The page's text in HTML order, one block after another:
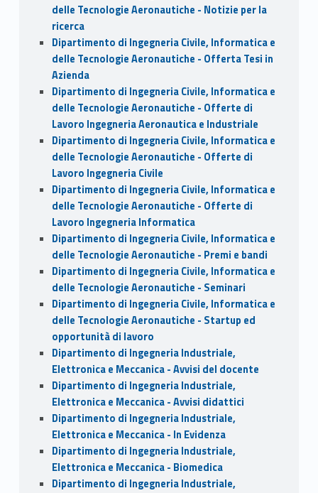
delle Tecnologie Aeronautiche - Notizie per la
ricerca
Dipartimento di Ingegneria Civile, Informatica e
delle Tecnologie Aeronautiche - Offerta Tesi in
Azienda
Dipartimento di Ingegneria Civile, Informatica e
delle Tecnologie Aeronautiche - Offerte di
Lavoro Ingegneria Aeronautica e Industriale
Dipartimento di Ingegneria Civile, Informatica e
delle Tecnologie Aeronautiche - Offerte di
Lavoro Ingegneria Civile
Dipartimento di Ingegneria Civile, Informatica e
delle Tecnologie Aeronautiche - Offerte di
Lavoro Ingegneria Informatica
Dipartimento di Ingegneria Civile, Informatica e
delle Tecnologie Aeronautiche - Premi e bandi
Dipartimento di Ingegneria Civile, Informatica e
delle Tecnologie Aeronautiche - Seminari
Dipartimento di Ingegneria Civile, Informatica e
delle Tecnologie Aeronautiche - Startup ed
opportunità di lavoro
Dipartimento di Ingegneria Industriale,
Elettronica e Meccanica - Avvisi del docente
Dipartimento di Ingegneria Industriale,
Elettronica e Meccanica - Avvisi didattici
Dipartimento di Ingegneria Industriale,
Elettronica e Meccanica - In Evidenza
Dipartimento di Ingegneria Industriale,
Elettronica e Meccanica - Biomedica
Dipartimento di Ingegneria Industriale,